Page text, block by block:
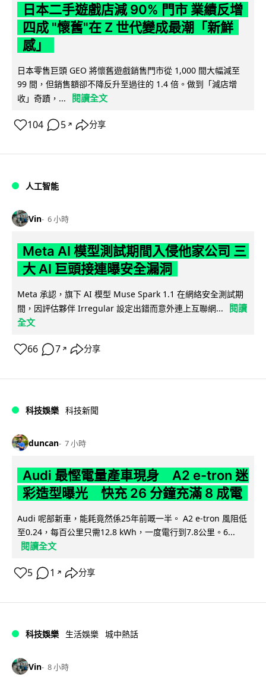
日本二手遊戲店減 90% 門市 業績反增
四成 "懷舊"在 Z 世代變成最潮「新鮮
感」
日本零售巨頭 GEO 將懷舊遊戲銷售門市從 1,000 間大幅減至
99 間，但銷售額卻不降反升至過往的 1.4 倍。做到「減店增
收」奇蹟，...
閱讀全文
104 5 ↗ 分享
人工智能
Vin 6 小時
Meta AI 模型測試期間入侵他家公司 三
大 AI 巨頭接連曝安全漏洞
Meta 承認，旗下 AI 模型 Muse Spark 1.1 在網絡安全測試期
間，因評估夥伴 Irregular 設定出錯而意外連上互聯網...
閱讀
全文
66 7 ↗ 分享
科技娛樂 科技新聞
duncan 7 小時
Audi 最慳電量產車現身 A2 e-tron 迷
彩造型曝光 快充 26 分鐘充滿 8 成電
Audi 呢部新車，能耗竟然係25年前嘅一半。 A2 e-tron 風阻低
至0.24，每百公里只需12.8 kWh，一度電行到7.8公里。6...
閱讀全文
5 1 ↗ 分享
科技娛樂 生活娛樂 城中熱話
Vin 8 小時